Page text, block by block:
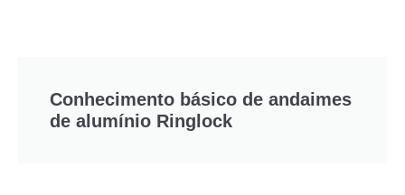
Conhecimento básico de andaimes
de alumínio Ringlock